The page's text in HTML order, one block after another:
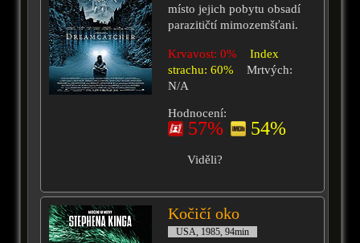
místo jejich pobytu obsadí
parazitičtí mimozemšťani.
Krvavost: 0%
Index
strachu: 60%
Mrtvých:
N/A
Hodnocení:
57% 54%
Viděli?
Kočičí oko
USA, 1985, 94min